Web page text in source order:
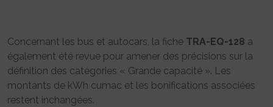
Concernant les bus et autocars, la fiche TRA-EQ-128 a
également été revue pour amener des précisions sur la
définition des catégories « Grande capacité ». Les
montants de kWh cumac et les bonifications associées
restent inchangées.